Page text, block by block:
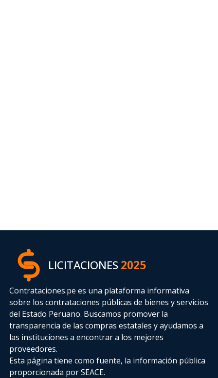
LICITACIONES2025
Contrataciones.pe es una plataforma informativa
sobre los contrataciones públicas de bienes y servicios
del Estado Peruano. Buscamos promover la
transparencia de las compras estatalesy ayudamos a
las instituciones a encontrar a los mejores
proveedores.
Esta página tiene como fuente, la información pública
proporcionada por SEACE.